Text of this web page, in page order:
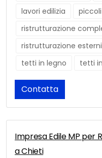
lavori edilizia
ristrutturazione
ristrutturazione esterni
tetti in legno
tetti
Contatta
Impresa Edile MP per
a Chieti